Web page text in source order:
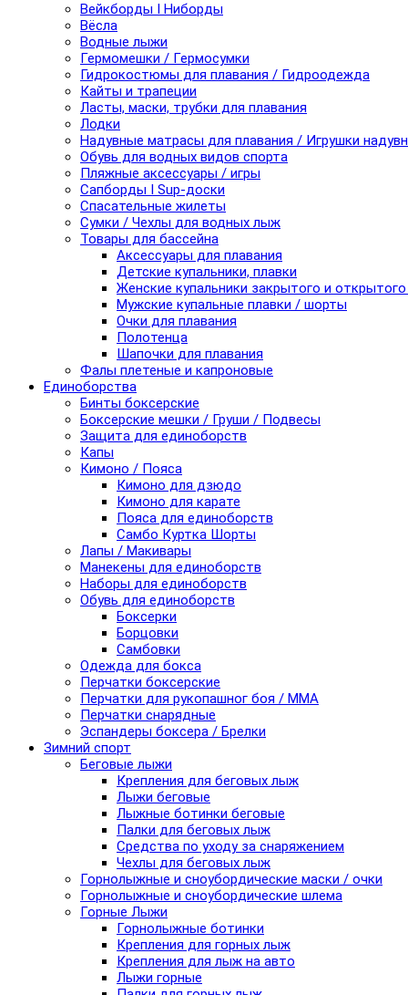
Вейкборды I Ниборды
Вёсла
Водные лыжи
Гермомешки / Гермосумки
Гидрокостюмы для плавания / Гидроодежда
Кайты и трапеции
Ласты, маски, трубки для плавания
Лодки
Надувные матрасы для плавания / Игрушки
Обувь для водных видов спорта
Пляжные аксессуары / игры
Сапборды I Sup-доски
Спасательные жилеты
Сумки / Чехлы для водных лыж
Товары для бассейна
Аксессуары для плавания
Детские купальники, плавки
Женские купальники закрытого и
Мужские купальные плавки / шорты
Очки для плавания
Полотенца
Шапочки для плавания
Фалы плетеные и капроновые
Единоборства
Бинты боксерские
Боксерские мешки / Груши / Подвесы
Защита для единоборств
Капы
Кимоно / Пояса
Кимоно для дзюдо
Кимоно для карате
Пояса для единоборств
Самбо Куртка Шорты
Лапы / Макивары
Манекены для единоборств
Наборы для единоборств
Обувь для единоборств
Боксерки
Борцовки
Самбовки
Одежда для бокса
Перчатки боксерские
Перчатки для рукопашног боя / ММА
Перчатки снарядные
Эспандеры боксера / Брелки
Зимний спорт
Беговые лыжи
Крепления для беговых лыж
Лыжи беговые
Лыжные ботинки беговые
Палки для беговых лыж
Средства по уходу за снаряжением
Чехлы для беговых лыж
Горнолыжные и сноубордические маски / очки
Горнолыжные и сноубордические шлема
Горные Лыжи
Горнолыжные ботинки
Крепления для горных лыж
Крепления для лыж на авто
Лыжи горные